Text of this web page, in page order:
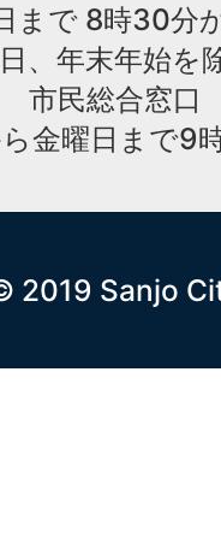
まで 8時30分
日、年末年始を
市民総合窓口
金曜日まで9
2019 Sanjo